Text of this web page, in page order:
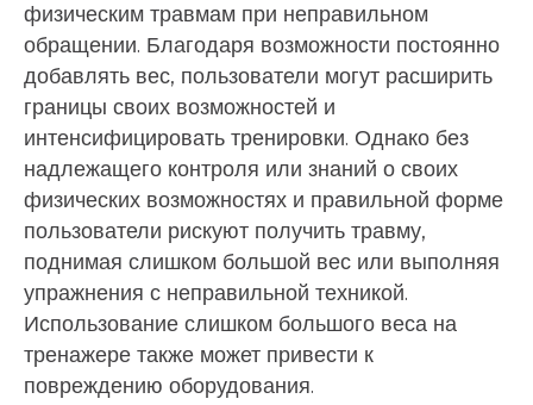
физическим травмам при неправильном
обращении. Благодаря возможности постоянно
добавлять вес, пользователи могут расширить
границы своих возможностей и
интенсифицировать тренировки. Однако без
надлежащего контроля или знаний о своих
физических возможностях и правильной форме
пользователи рискуют получить травму,
поднимая слишком большой вес или выполняя
упражнения с неправильной техникой.
Использование слишком большого веса на
тренажере также может привести к
повреждению оборудования.